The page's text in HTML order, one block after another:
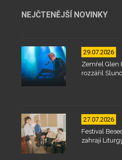
NEJČTENĚJŠÍ NOVINKY
29.07.2026
Zemřel Glen
rozzářil
27.07.2026
Festival
zahrají